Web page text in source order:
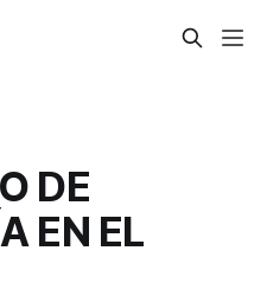
DE
EN EL